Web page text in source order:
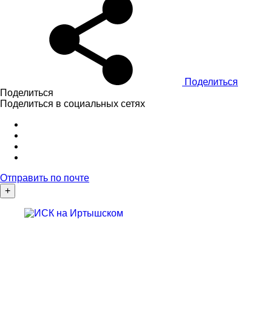
Поделиться
Поделиться
Поделиться в социальных сетях
Отправить по почте
+